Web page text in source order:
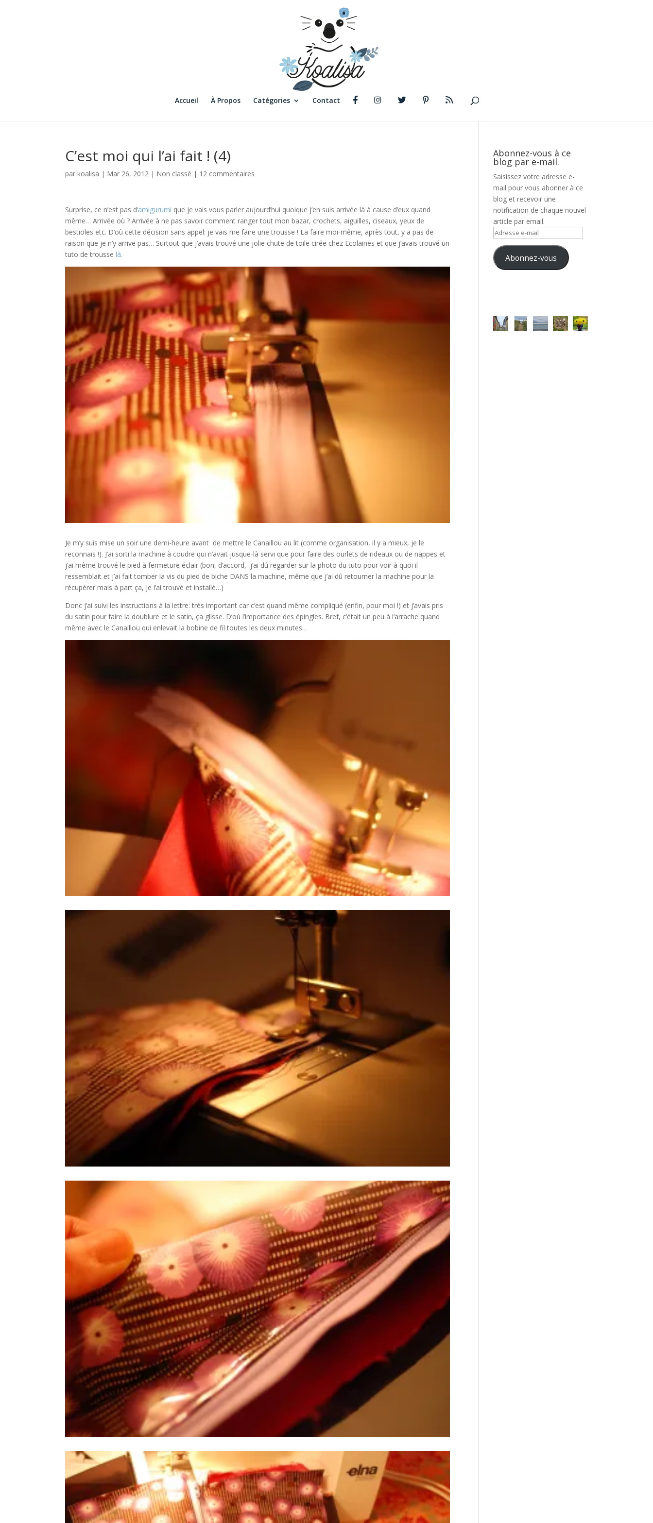
Accueil À Propos Catégories Contact
C’est moi qui l’ai fait ! (4)
parkoalisa | Mar 26, 2012 | Non classé | 12 commentaires
Surprise, ce n’est pas d‘amigurumi que je vais vous parler aujourd’hui quoique j’en suis arrivée là à cause d’eux quand
même… Arrivée où ? Arrivée à ne pas savoir comment ranger tout mon bazar, crochets, aiguilles, ciseaux, yeux de
bestioles etc. D’où cette décision sans appel: je vais me faire une trousse ! La faire moi-même, après tout, y a pas de
raison que je n’y arrive pas… Surtout que j’avais trouvé une jolie chute de toile cirée chez Ecolaines et que j’avais trouvé un
tuto de trousselà.
Je m’y suis mise un soir une demi-heure avant de mettre le Canaillou au lit (comme organisation, il y a mieux, je le
reconnais !). J’ai sorti la machine à coudre qui n’avait jusque-là servi que pour faire des ourlets de rideaux ou de nappes et
j’ai même trouvé le pied à fermeture éclair (bon, d’accord, j’ai dû regarder sur la photo du tuto pour voir à quoi il
ressemblait et j’ai fait tomber la vis du pied de biche DANS la machine, même que j’ai dû retourner la machine pour la
récupérer mais à part ça, je l’ai trouvé et installé…)
Donc j’ai suivi les instructions à la lettre: très important car c’est quand même compliqué (enfin, pour moi !) et j’avais pris
du satin pour faire la doublure et le satin, ça glisse. D’où l’importance des épingles. Bref, c’était un peu à l’arrache quand
même avec le Canaillou qui enlevait la bobine de fil toutes les deux minutes…
Abonnez-vous à ce
blog par e-mail.
Saisissez votre adresse e-
mail pour vous abonner à ce
blog et recevoir une
notification de chaque nouvel
article par email.
Adresse
mail Abonnez-vous